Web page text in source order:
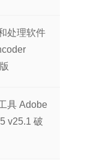
处理软件
具 Adobe
v25.1 破